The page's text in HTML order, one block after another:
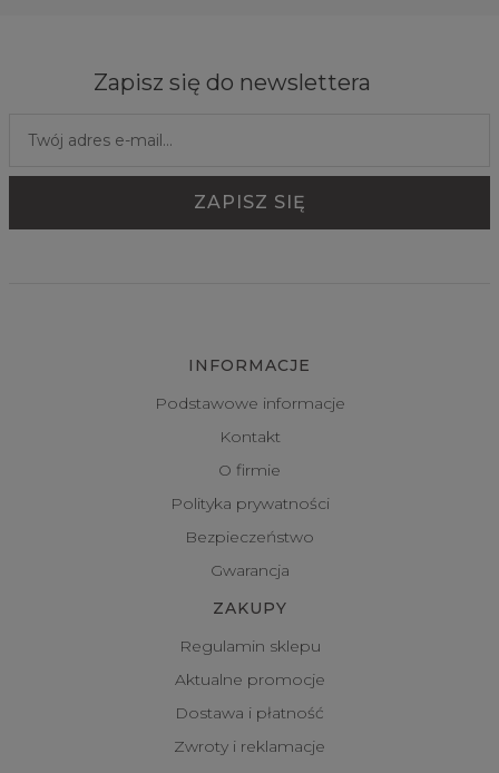
Zapisz się do newslettera
INFORMACJE
Podstawowe informacje
Kontakt
O firmie
Polityka prywatności
Bezpieczeństwo
Gwarancja
ZAKUPY
Regulamin sklepu
Aktualne promocje
Dostawa i płatność
Zwroty i reklamacje